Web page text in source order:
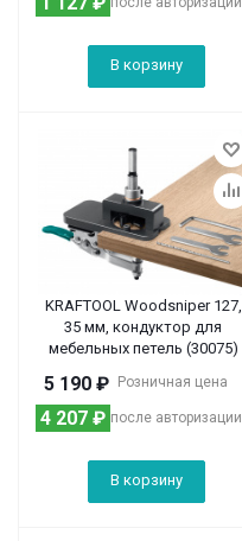
В корзину
KRAFTOOL Woodsniper 127,
35 мм, кондуктор для
мебельных петель (30075)
Розничная цена
5 190 ₽
после авторизации
4 207 ₽
В корзину